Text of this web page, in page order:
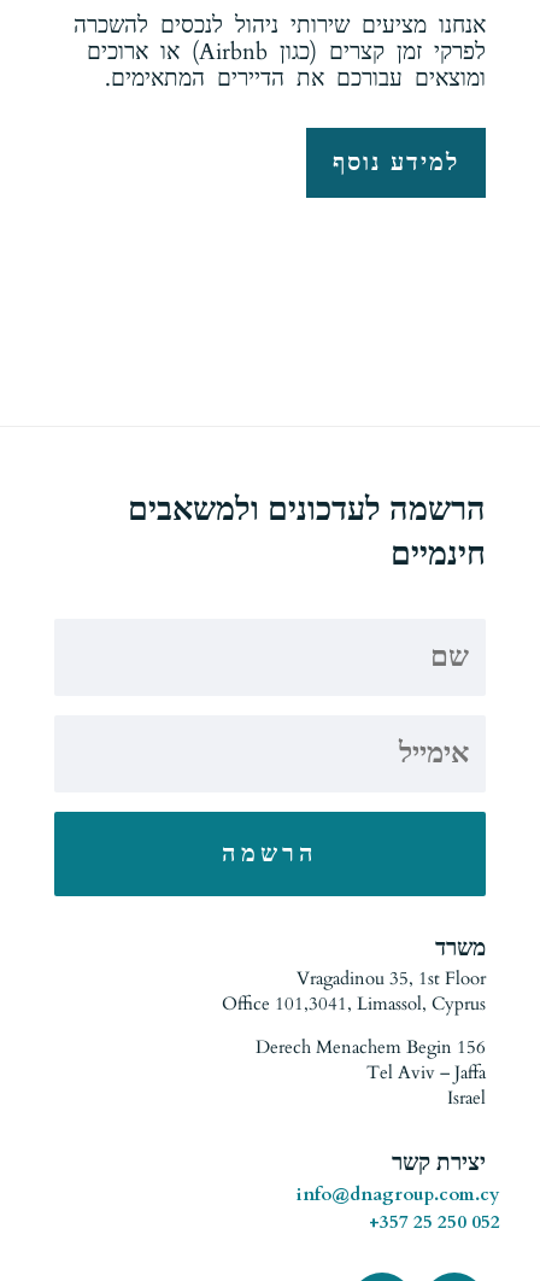
אנחנו מציעים שירותי ניהול לנכסים להשכרה
לפרקי זמן קצרים (כגון Airbnb) או ארוכים
ומוצאים עבורכם את הדיירים המתאימים.
למידע נוסף
הרשמה לעדכונים ולמשאבים
חינמיים
הרשמה
משרד
Vragadinou 35, 1st Floor
Office 101,3041, Limassol, Cyprus
Derech Menachem Begin 156
Tel Aviv – Jaffa
Israel
יצירת קשר
info@dnagroup.com.cy
052 250 25 357+